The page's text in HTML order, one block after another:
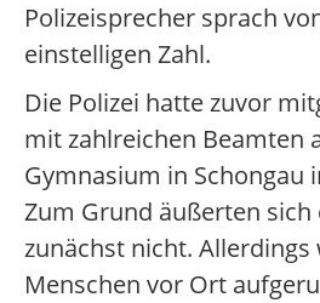
Polizeisprecher sprach
einstelligen Zahl.
Die Polizei hatte zuvor
mit zahlreichen Beamten
Gymnasium in Schongau
Zum Grund äußerten sich
zunächst nicht.
Menschen vor Ort